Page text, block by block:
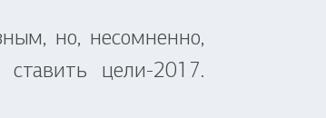
но, несомненно,
цели-2017.